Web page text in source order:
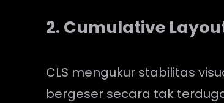
2. Cumulative
CLS mengukur stabilitas
bergeser secara tak